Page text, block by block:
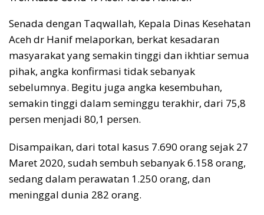
Senada dengan Taqwallah, Kepala Dinas Kesehatan
Aceh dr Hanif melaporkan, berkat kesadaran
masyarakat yang semakin tinggi dan ikhtiar semua
pihak, angka konfirmasi tidak sebanyak
sebelumnya. Begitu juga angka kesembuhan,
semakin tinggi dalam seminggu terakhir, dari 75,8
persen menjadi 80,1 persen.
Disampaikan, dari total kasus 7.690 orang sejak 27
Maret 2020, sudah sembuh sebanyak 6.158 orang,
sedang dalam perawatan 1.250 orang, dan
meninggal dunia 282 orang.